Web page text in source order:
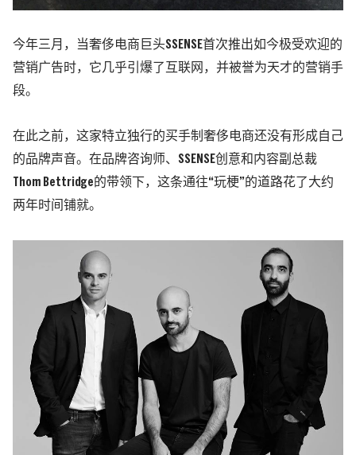
今年三月，当奢侈电商巨头SSENSE首次推出如今极受欢迎的
营销广告时，它几乎引爆了互联网，并被誉为天才的营销手
段。
在此之前，这家特立独行的买手制奢侈电商还没有形成自己
的品牌声音。在品牌咨询师、SSENSE创意和内容副总裁
Thom Bettridge的带领下，这条通往“玩梗”的道路花了大约
两年时间铺就。